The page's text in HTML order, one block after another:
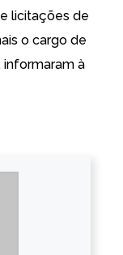
licitações de
o cargo de
informaram à